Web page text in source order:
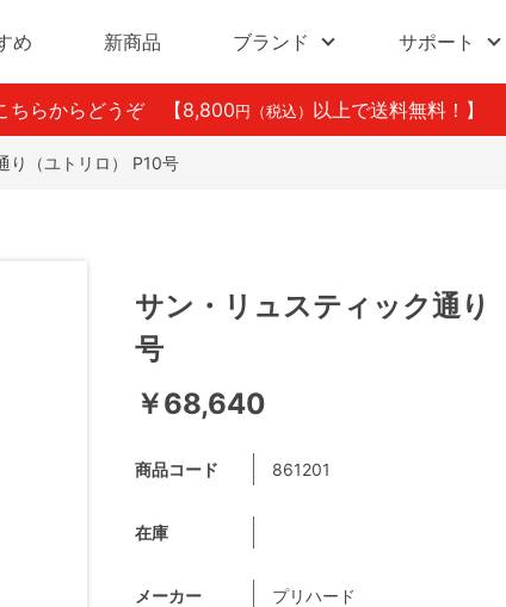
め 新商品 ブランド サポート
ちらからどうぞ 【8,800 円（税込） 以上で送料無料！】
り（ユトリロ） P10号
サン・リュスティック通り
号
￥68,640
商品コード 861201
在庫
メーカー プリハード